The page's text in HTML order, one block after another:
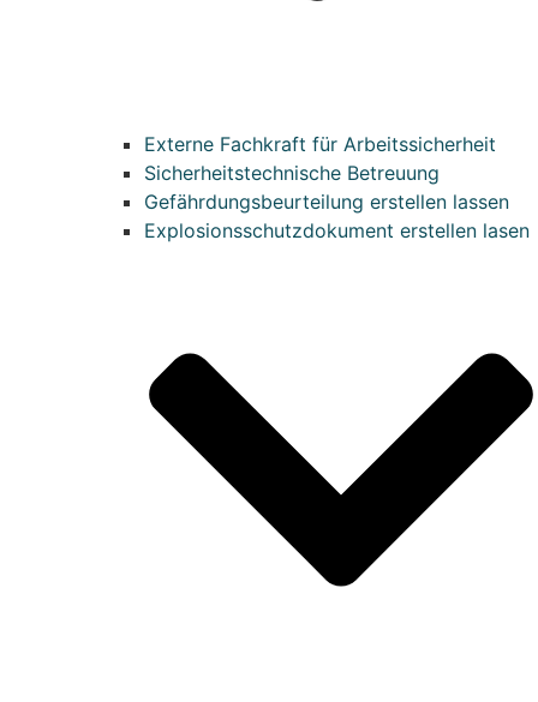
Externe Fachkraft für Arbeitssicherheit
Sicherheitstechnische Betreuung
Gefährdungsbeurteilung erstellen lassen
Explosionsschutzdokument erstellen lasen